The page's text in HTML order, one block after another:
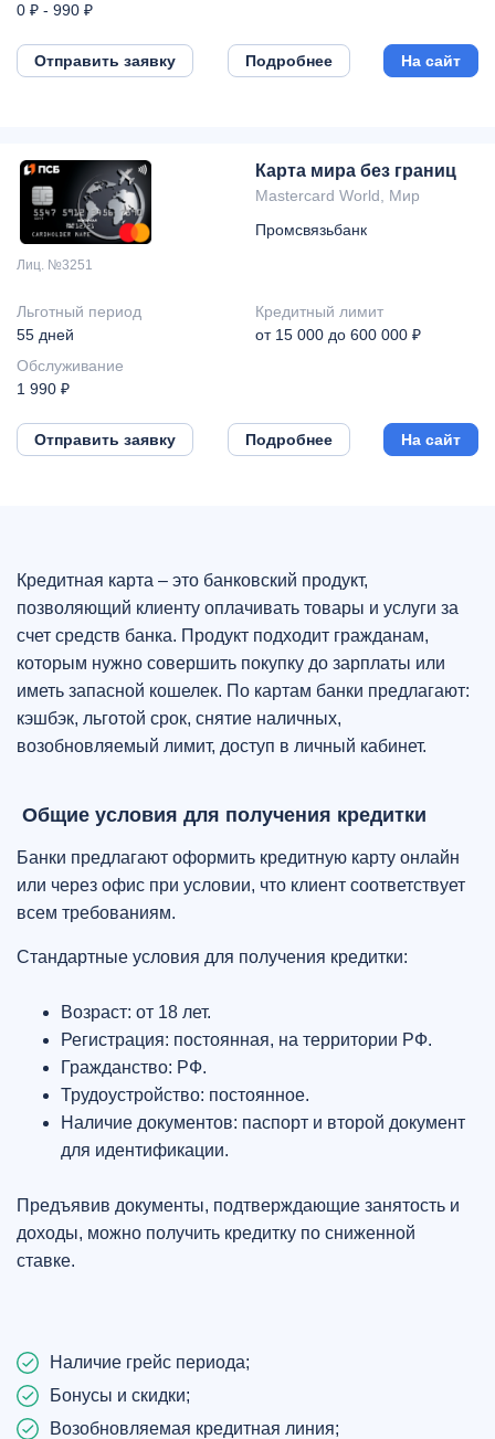
0 ₽ - 990 ₽
Отправить заявку Подробнее На сайт
Лиц. №3251
Карта мира без границ
Mastercard World, Мир
Промсвязьбанк
Льготный период
55 дней
Кредитный лимит
от 15 000 до 600 000 ₽
Обслуживание
1 990 ₽
Отправить заявку Подробнее На сайт
Кредитная карта – это банковский продукт,
позволяющий клиенту оплачивать товары и услуги за
счет средств банка. Продукт подходит гражданам,
которым нужно совершить покупку до зарплаты или
иметь запасной кошелек. По картам банки предлагают:
кэшбэк, льготой срок, снятие наличных,
возобновляемый лимит, доступ в личный кабинет.
Общие условия для получения кредитки
Банки предлагают оформить кредитную карту онлайн
или через офис при условии, что клиент соответствует
всем требованиям.
Стандартные условия для получения кредитки:
Возраст: от 18 лет.
Регистрация: постоянная, на территории РФ.
Гражданство: РФ.
Трудоустройство: постоянное.
Наличие документов: паспорт и второй документ
для идентификации.
Предъявив документы, подтверждающие занятость и
доходы, можно получить кредитку по сниженной
ставке.
Наличие грейс периода;
Бонусы и скидки;
Возобновляемая кредитная линия;